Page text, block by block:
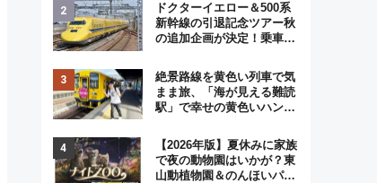
ドクターイエロー＆500系
新幹線の引退記念ツアー秋
の追加企画が決定！乗車体
とめ
絶景路線を黄色い列車で気
まま旅、「海が見える難読
駅」で幸せの黄色いハンカ
とり旅」279回目の舞台は
「島原鉄道」
【2026年版】夏休みに家族
で夜の動物園はいかが？東
山動植物園＆のんほいパー